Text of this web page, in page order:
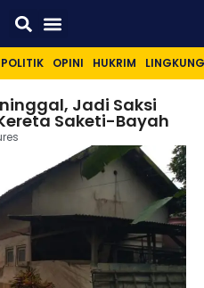
POLITIK OPINI HUKRIM
Jadi Saksi
Saketi-Bayah